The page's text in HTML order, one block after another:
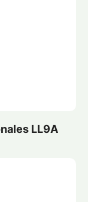
LL9A